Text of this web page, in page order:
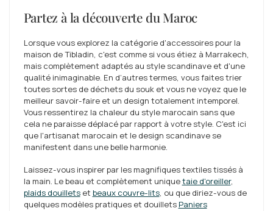
Partez à la découverte du Maroc
Lorsque vous explorez la catégorie d'accessoires pour la
maison de Tibladin, c'est comme si vous étiez à Marrakech,
mais complètement adaptés au style scandinave et d'une
qualité inimaginable. En d’autres termes, vous faites trier
toutes sortes de déchets du souk et vous ne voyez que le
meilleur savoir-faire et un design totalement intemporel.
Vous ressentirez la chaleur du style marocain sans que
cela ne paraisse déplacé par rapport à votre style. C'est ici
que l'artisanat marocain et le design scandinave se
manifestent dans une belle harmonie.
Laissez-vous inspirer par les magnifiques textiles tissés à
la main. Le beau et complètement uniquetaie d'oreiller,
plaids douilletset beaux couvre-lits, ou que diriez-vous de
quelques modèles pratiques et douilletsPaniers